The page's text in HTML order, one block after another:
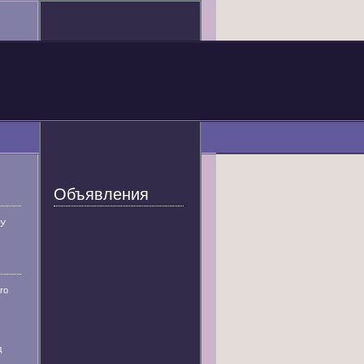
Объявления